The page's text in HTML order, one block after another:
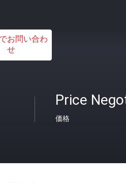
お問い合わ
せ
Price
価格